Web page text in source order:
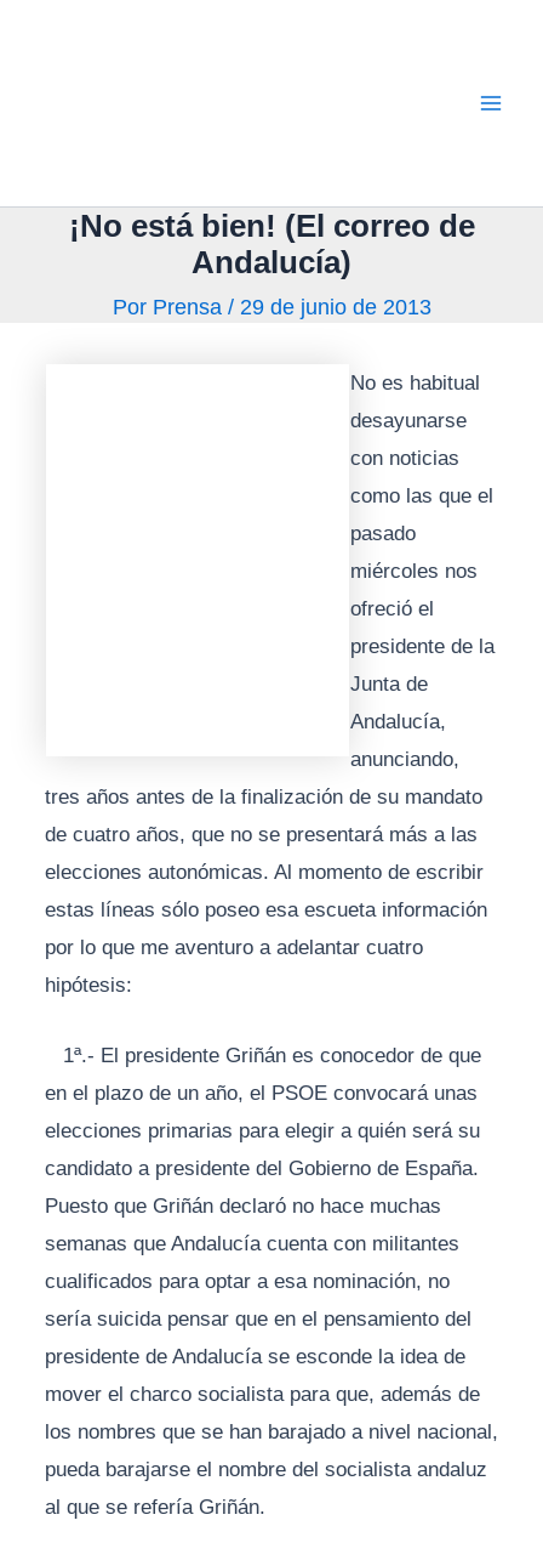
¡No está bien! (El correo de
Andalucía)
Por Prensa / 29 de junio de 2013
No es habitual
desayunarse
con noticias
como las que el
pasado
miércoles nos
ofreció el
presidente de la
Junta de
Andalucía,
anunciando,
tres años antes de la finalización de su mandato
de cuatro años, que no se presentará más a las
elecciones autonómicas. Al momento de escribir
estas líneas sólo poseo esa escueta información
por lo que me aventuro a adelantar cuatro
hipótesis:
1ª.- El presidente Griñán es conocedor de que
en el plazo de un año, el PSOE convocará unas
elecciones primarias para elegir a quién será su
candidato a presidente del Gobierno de España.
Puesto que Griñán declaró no hace muchas
semanas que Andalucía cuenta con militantes
cualificados para optar a esa nominación, no
sería suicida pensar que en el pensamiento del
presidente de Andalucía se esconde la idea de
mover el charco socialista para que, además de
los nombres que se han barajado a nivel nacional,
pueda barajarse el nombre del socialista andaluz
al que se refería Griñán.